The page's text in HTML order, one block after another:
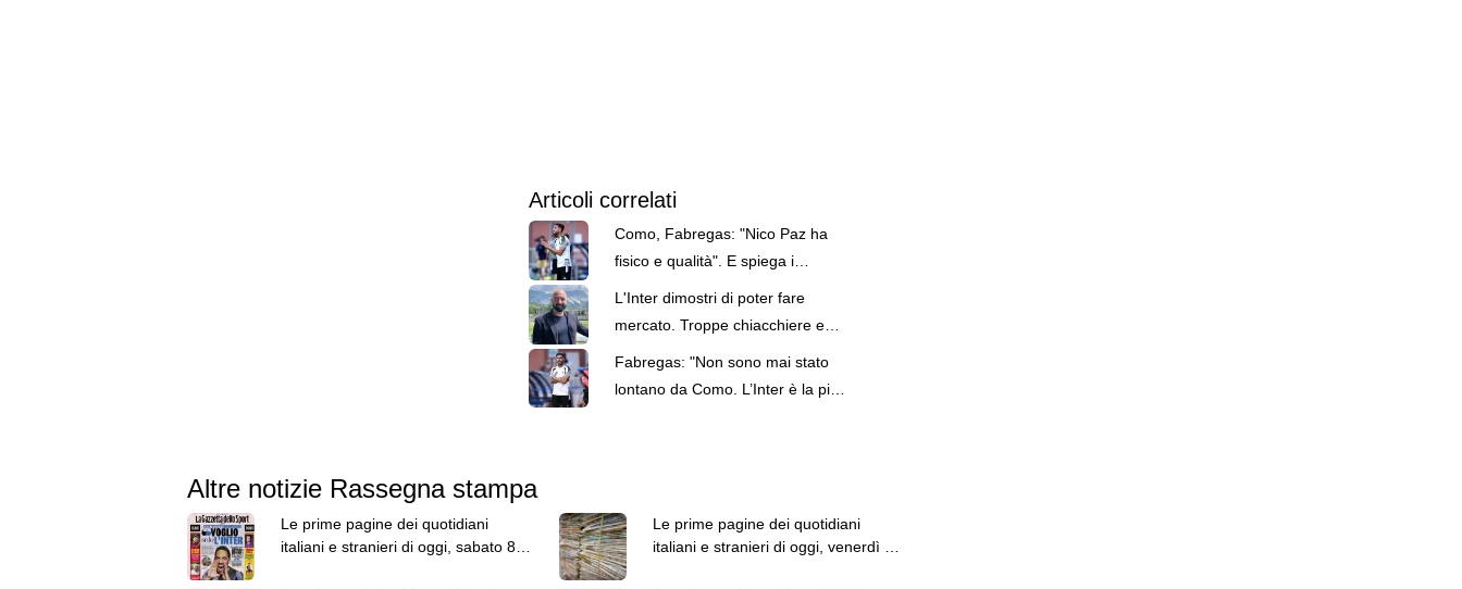
Articoli correlati
Como, Fabregas: "Nico Paz ha
fisico e qualità". E spiega i
paragoni con Kakà e Iniesta
L'Inter dimostri di poter fare
mercato. Troppe chiacchiere e
Fabregas: "Non sono mai stato
lontano da Como. L’Inter è la più
Altre notizie Rassegna stampa
Le prime pagine dei quotidiani
italiani e stranieri di oggi, sabato 8
Le prime pagine dei quotidiani
italiani e stranieri di oggi, venerdì 7